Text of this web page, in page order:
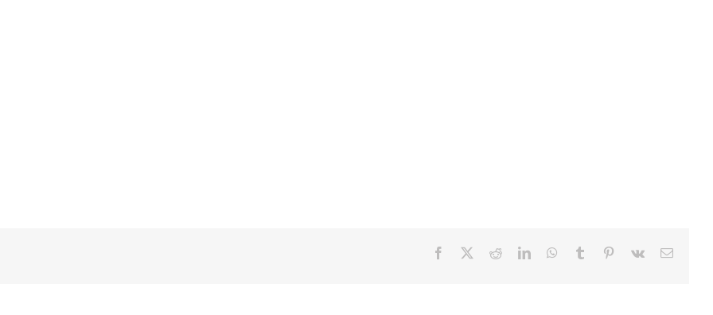
Facebook RedditLinkedInWhatsApp
Tumblr Pinterest
Vk Email